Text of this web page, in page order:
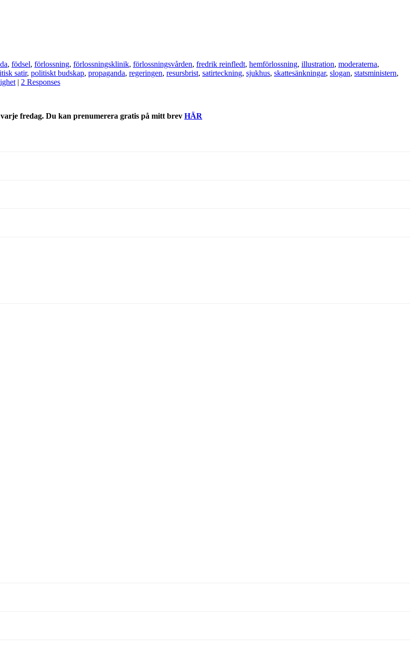
, födsel, förlossning, förlossningsklinik, förlossningsvården, fredrik reinfledt, hemförlossning, illustration, moderaterna,
satir, politiskt budskap, propaganda, regeringen, resursbrist, satirteckning, sjukhus, skattesänkningar, slogan, statsministern,
| 2 Responses
fredag. Du kan prenumerera gratis på mitt brev HÄR